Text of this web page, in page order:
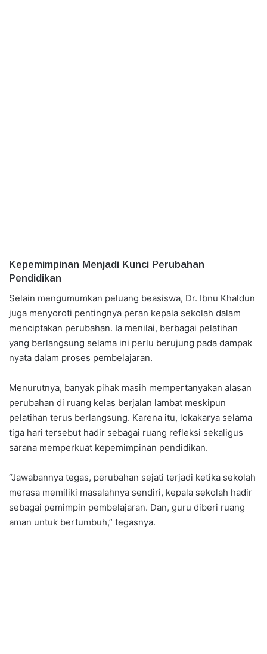
Kepemimpinan Menjadi Kunci Perubahan
Pendidikan
Selain mengumumkan peluang beasiswa, Dr. Ibnu Khaldun
juga menyoroti pentingnya peran kepala sekolah dalam
menciptakan perubahan. Ia menilai, berbagai pelatihan
yang berlangsung selama ini perlu berujung pada dampak
nyata dalam proses pembelajaran.
Menurutnya, banyak pihak masih mempertanyakan alasan
perubahan di ruang kelas berjalan lambat meskipun
pelatihan terus berlangsung. Karena itu, lokakarya selama
tiga hari tersebut hadir sebagai ruang refleksi sekaligus
sarana memperkuat kepemimpinan pendidikan.
“Jawabannya tegas, perubahan sejati terjadi ketika sekolah
merasa memiliki masalahnya sendiri, kepala sekolah hadir
sebagai pemimpin pembelajaran. Dan, guru diberi ruang
aman untuk bertumbuh,” tegasnya.